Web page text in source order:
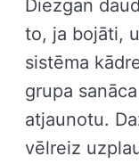
Diezgan
to, ja bojāti,
sistēma
grupa
atjaunotu.
vēlreiz